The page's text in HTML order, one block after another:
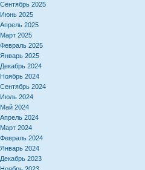
Сентябрь 2025
Июнь 2025
Апрель 2025
Март 2025
Февраль 2025
Январь 2025
Декабрь 2024
Ноябрь 2024
Сентябрь 2024
Июль 2024
Май 2024
Апрель 2024
Март 2024
Февраль 2024
Январь 2024
Декабрь 2023